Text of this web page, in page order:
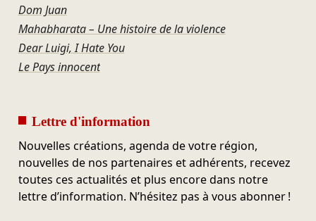
Dom Juan
Mahabharata – Une histoire de la violence
Dear Luigi, I Hate You
Le Pays innocent
Lettre d'information
Nouvelles créations, agenda de votre région,
nouvelles de nos partenaires et adhérents, recevez
toutes ces actualités et plus encore dans notre
lettre d’information. N’hésitez pas à vous abonner !